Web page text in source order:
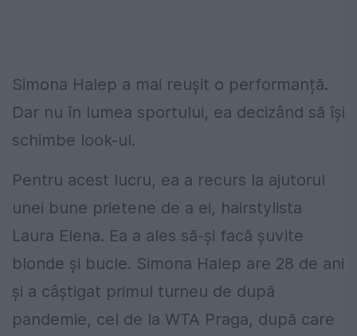
Simona Halep a mai reușit o performanță.
Dar nu în lumea sportului, ea decizând să își
schimbe look-ul.
Pentru acest lucru, ea a recurs la ajutorul
unei bune prietene de a ei, hairstylista
Laura Elena. Ea a ales să-și facă șuvite
blonde și bucle. Simona Halep are 28 de ani
și a câștigat primul turneu de după
pandemie, cel de la WTA Praga, după care